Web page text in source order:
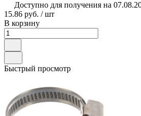
Доступно для получения на
15.86 руб. / шт
В корзину
Быстрый просмотр